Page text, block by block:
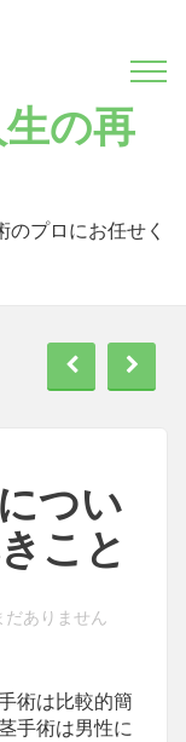
の再
プロにお任せく
つい
こと
だありません
術は比較的簡
手術は男性に